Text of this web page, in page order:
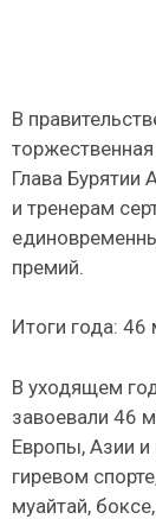
В
Глава Бурятии
и тренерам
премий.
Итоги года:
В уходящем
завоевали 46
Европы, Азии
гиревом
муайтай,